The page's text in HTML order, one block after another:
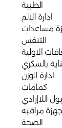
الطبية
ادارة الالم
مساعدات
التنفس
الاولية
بالسكري
ادارة الوزن
كمامات
اللاإرادي
مراقبه
الصحة